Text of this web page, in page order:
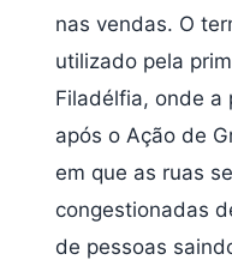
nas vendas. O
utilizado pela
Filadélfia, onde a
após o Ação de
em que as ruas
congestionadas
de pessoas